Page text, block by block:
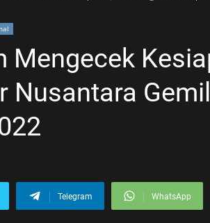
Mengecek
Nusantara
Telegram WhatsApp